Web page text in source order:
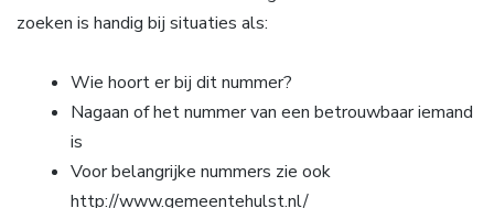
zoeken is handig bij situaties als:
Wie hoort er bij dit nummer?
Nagaan of het nummer van een betrouwbaar iemand
is
Voor belangrijke nummers zie ook
http://www.gemeentehulst.nl/